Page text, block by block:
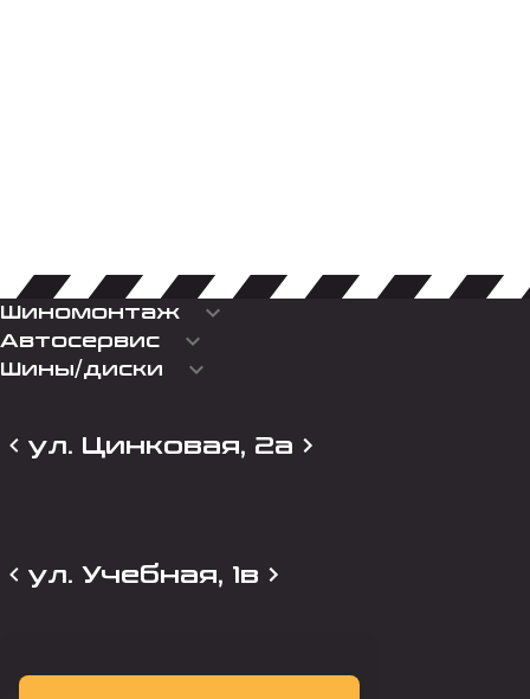
Шиномонтаж keyboard_arrow_down
Автосервис keyboard_arrow_down
Шины/диски keyboard_arrow_down
ул. Цинковая, 2а
ул. Учебная, 1в